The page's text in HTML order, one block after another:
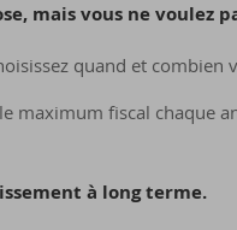
mais vous ne voulez
quand et combien
le maximum fiscal
à long terme.